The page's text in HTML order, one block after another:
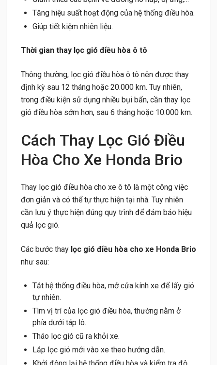
Tăng hiệu suất hoạt động của hệ thống điều hòa.
Giúp tiết kiệm nhiên liệu.
Thời gian thay lọc gió điều hòa ô tô
Thông thường, lọc gió điều hòa ô tô nên được thay
định kỳ sau 12 tháng hoặc 20.000 km. Tuy nhiên,
trong điều kiện sử dụng nhiều bụi bẩn, cần thay lọc
gió điều hòa sớm hơn, sau 6 tháng hoặc 10.000 km.
Cách Thay Lọc Gió Điều
Hòa Cho Xe Honda Brio
Thay lọc gió điều hòa cho xe ô tô là một công việc
đơn giản và có thể tự thực hiện tại nhà. Tuy nhiên
cần lưu ý thực hiện đúng quy trình để đảm bảo hiệu
quả lọc gió.
Các bước thay lọc gió điều hòa cho xe Honda Brio
như sau:
Tắt hệ thống điều hòa, mở cửa kính xe để lấy gió
tự nhiên.
Tìm vị trí của lọc gió điều hòa, thường nằm ở
phía dưới táp lô.
Tháo lọc gió cũ ra khỏi xe.
Lắp lọc gió mới vào xe theo hướng dẫn.